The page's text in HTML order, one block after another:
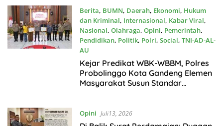
Berita, BUMN, Daerah, Ekonomi, Hukum
dan Kriminal, Internasional, Kabar Viral,
Nasional, Olahraga, Opini, Pemerintah,
Pendidikan, Politik, Polri, Social, TNI-AD-AL-
AU
Juli14, 2026
Kejar Predikat WBK-WBBM, Polres
Probolinggo Kota Gandeng Elemen
Masyarakat Susun Standar
Opini Juli13, 2026